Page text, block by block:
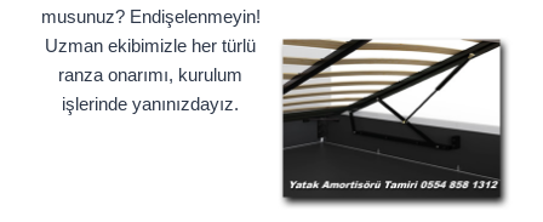
musunuz? Endişelenmeyin!
Uzman ekibimizle her türlü
ranza onarımı, kurulum
işlerinde yanınızdayız.